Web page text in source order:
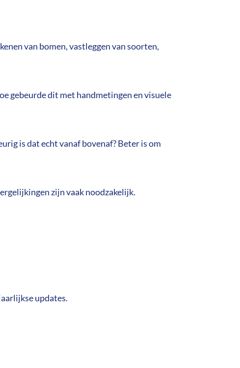
van bomen, vastleggen van soorten,
gebeurde dit met handmetingen en visuele
is dat echt vanaf bovenaf? Beter is om
zijn vaak noodzakelijk.
updates.